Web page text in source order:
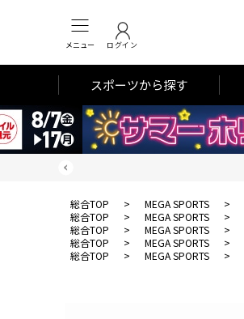
メニュー ログイン
スポーツから探す
総合TOP > MEGA SPORTS >
総合TOP
> MEGA SPORTS >
総合TOP
> MEGA SPORTS >
総合TOP
> MEGA SPORTS >
総合TOP
> MEGA SPORTS >